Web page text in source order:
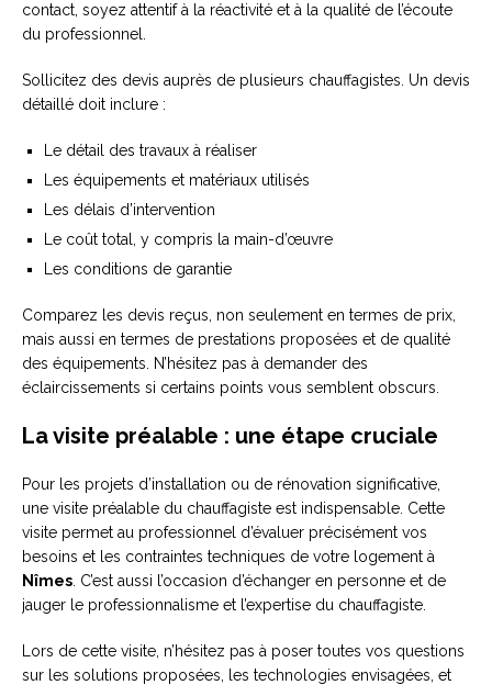
contact, soyez attentif à la réactivité et à la qualité de l’écoute
du professionnel.
Sollicitez des devis auprès de plusieurs chauffagistes. Un devis
détaillé doit inclure :
Le détail des travaux à réaliser
Les équipements et matériaux utilisés
Les délais d’intervention
Le coût total, y compris la main-d’œuvre
Les conditions de garantie
Comparez les devis reçus, non seulement en termes de prix,
mais aussi en termes de prestations proposées et de qualité
des équipements. N’hésitez pas à demander des
éclaircissements si certains points vous semblent obscurs.
La visite préalable : une étape cruciale
Pour les projets d’installation ou de rénovation significative,
une visite préalable du chauffagiste est indispensable. Cette
visite permet au professionnel d’évaluer précisément vos
besoins et les contraintes techniques de votre logement à
Nîmes . C’est aussi l’occasion d’échanger en personne et de
jauger le professionnalisme et l’expertise du chauffagiste.
Lors de cette visite, n’hésitez pas à poser toutes vos questions
sur les solutions proposées, les technologies envisagées, et